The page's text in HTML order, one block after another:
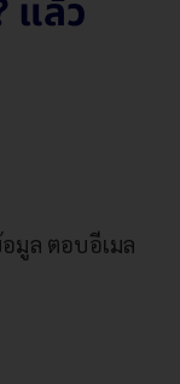
แล้ว
มูล ตอบอีเมล